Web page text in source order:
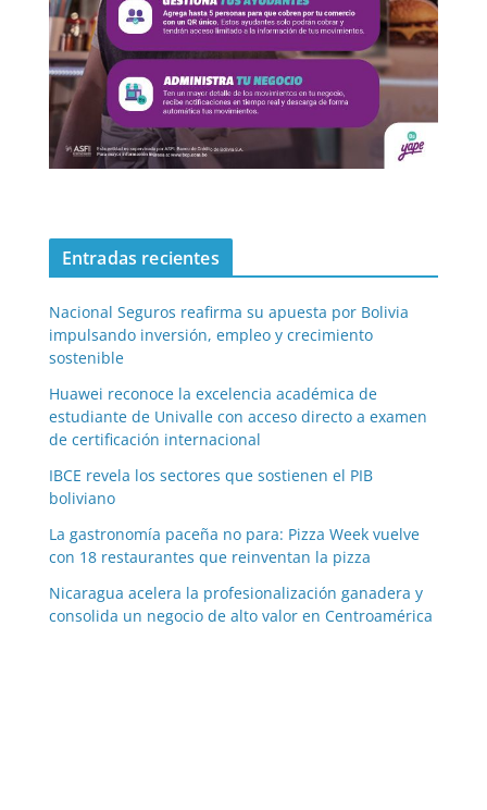
Entradas recientes
Nacional Seguros reafirma su apuesta por Bolivia
impulsando inversión, empleo y crecimiento
sostenible
Huawei reconoce la excelencia académica de
estudiante de Univalle con acceso directo a examen
de certificación internacional
IBCE revela los sectores que sostienen el PIB
boliviano
La gastronomía paceña no para: Pizza Week vuelve
con 18 restaurantes que reinventan la pizza
Nicaragua acelera la profesionalización ganadera y
consolida un negocio de alto valor en Centroamérica